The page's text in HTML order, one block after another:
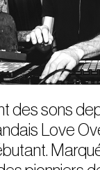
des sons
Love